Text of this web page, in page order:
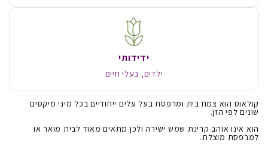
ידידותי
ילדים, בעלי חיים
קולאוס הוא צמח בית ומרפסת בעל עלים ייחודיים בכל מיני מיקסים
שונים לפי הזן.
הוא אינו אוהב קרינת שמש ישירה ולכן מתאים מאוד לבית מואר או
למרפסת מוצלת.